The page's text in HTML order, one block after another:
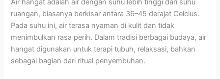
Air hangat adalah air dengan suhu lebih tinggi dari suhu
ruangan, biasanya berkisar antara 36–45 derajat Celcius.
Pada suhu ini, air terasa nyaman di kulit dan tidak
menimbulkan rasa perih. Dalam tradisi berbagai budaya, air
hangat digunakan untuk terapi tubuh, relaksasi, bahkan
sebagai bagian dari ritual penyembuhan.